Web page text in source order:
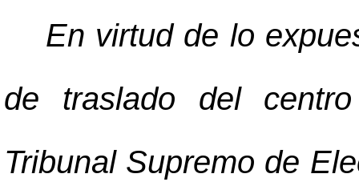
En virtud de lo
de traslado del
Tribunal Supremo de